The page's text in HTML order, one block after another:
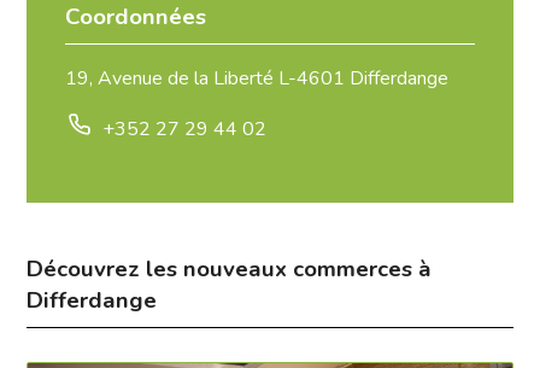
Coordonnées
19, Avenue de la Liberté L-4601 Differdange
+352 27 29 44 02
Découvrez les nouveaux commerces à
Differdange